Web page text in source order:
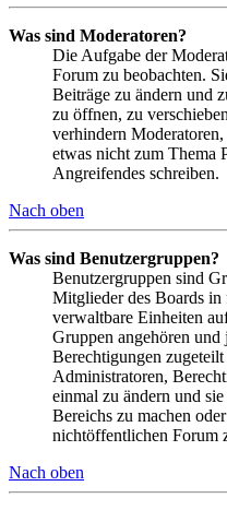
Was sind Moderatoren?
Die Aufgabe der
Forum zu beobachten.
Beiträge zu ändern und
zu öffnen, zu
verhindern
etwas nicht zum Thema
Angreifendes schreiben.
Nach oben
Was sind Benutzergruppen?
Benutzergruppen sind
Mitglieder des Boards
verwaltbare Einheiten
Gruppen angehören und
Berechtigungen
Administratoren,
einmal zu ändern und
Bereichs zu machen
nichtöffentlichen Forum
Nach oben